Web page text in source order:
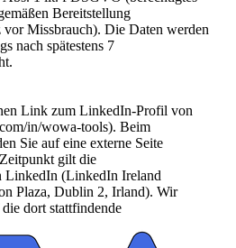
Bereitstellung
Missbrauch). Die Daten werden
nach spätestens 7
Link zum LinkedIn-Profil von
in/wowa-tools). Beim
Sie auf eine externe Seite
gilt die
LinkedIn (LinkedIn Ireland
Plaza, Dublin 2, Irland). Wir
dort stattfindende